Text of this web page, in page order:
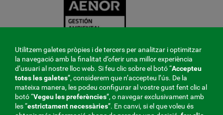
Utilitzem galetes pròpies i de tercers per analitzar i optimitzar
la navegació amb la finalitat d’oferir una millor experiència
d’usuari al nostre lloc web. Si feu clic sobre el botó “Accepteu
totes les galetes”, considerem que n’accepteu l’ús. De la
mateixa manera, les podeu configurar al vostre gust fent clic al
botó “Vegeu les preferències”, o navegar exclusivament amb
les “estrictamentnecessàries”. En canvi, si el que voleu és